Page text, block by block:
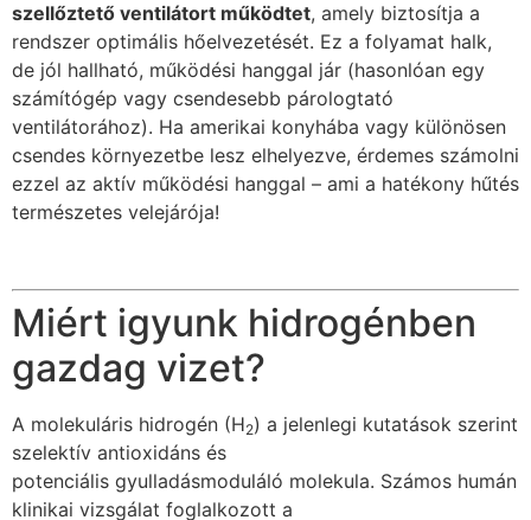
szellőztető ventilátort működtet, amely biztosítja a
rendszer optimális hőelvezetését. Ez a folyamat halk,
de jól hallható, működési hanggal jár (hasonlóan egy
számítógép vagy csendesebb párologtató
ventilátorához). Ha amerikai konyhába vagy különösen
csendes környezetbe lesz elhelyezve, érdemes számolni
ezzel az aktív működési hanggal – ami a hatékony hűtés
természetes velejárója!
Miért igyunk hidrogénben
gazdag vizet?
A molekuláris hidrogén (H2) a jelenlegi kutatások szerint
szelektív antioxidáns és
potenciális gyulladásmoduláló molekula. Számos humán
klinikai vizsgálat foglalkozott a